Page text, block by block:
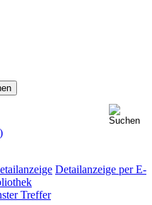
Detailanzeige per E-
Treffer